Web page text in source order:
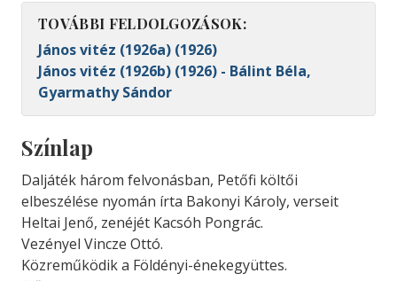
TOVÁBBI FELDOLGOZÁSOK:
János vitéz (1926a) (1926)
János vitéz (1926b) (1926) - Bálint Béla,
Gyarmathy Sándor
Színlap
Daljáték három felvonásban, Petőfi költői
elbeszélése nyomán írta Bakonyi Károly, verseit
Heltai Jenő, zenéjét Kacsóh Pongrác.
Vezényel Vincze Ottó.
Közreműködik a Földényi-énekegyüttes.